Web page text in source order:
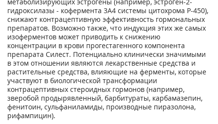
гидроксилазы - кофермента 3А4 системы цитохрома Р-450),
снижают контрацептивную эффективность гормональных
препаратов. Возможно также, что индукция этих же самых
изоферментов может приводить к снижению
концентрации в крови прогестагенного компонента
препарата Силест. Потенциально клинически значимыми
в этом отношении являются лекарственные средства и
растительные средства, влияющие на ферменты, которые
участвуют в биологической трансформации
контрацептивных стероидных гормонов (например,
зверобой продырявленный, барбитураты, карбамазепин,
фенитоин, сульфаниламиды, производные пиразолона,
рифампицин).